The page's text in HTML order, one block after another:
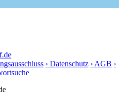
› Datenschutz › AGB ›